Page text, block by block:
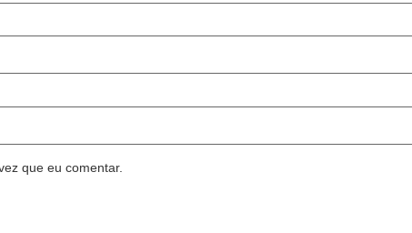
que eu comentar.